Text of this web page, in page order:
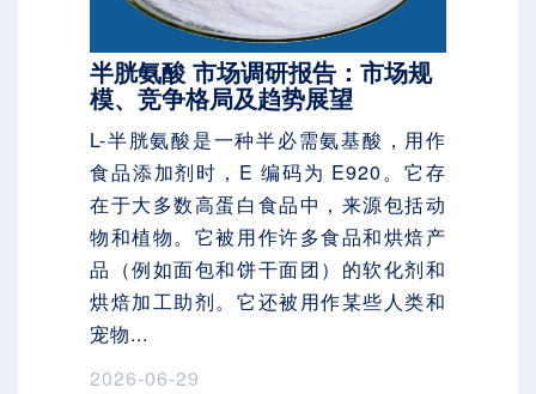
半胱氨酸 市场调研报告：市场规
模、竞争格局及趋势展望
L-半胱氨酸是一种半必需氨基酸，用作
食品添加剂时，E 编码为 E920。它存
在于大多数高蛋白食品中，来源包括动
物和植物。它被用作许多食品和烘焙产
品（例如面包和饼干面团）的软化剂和
烘焙加工助剂。它还被用作某些人类和
宠物...
2026-06-29